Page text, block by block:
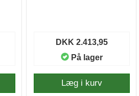
DKK 2.413,95
På lager
Læg i kurv